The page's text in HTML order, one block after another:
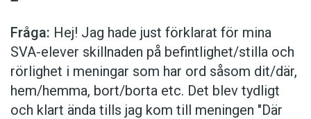
Skrivtips
Bokrecensioner
Kviss
Fråga: Hej! Jag hade just förklarat för mina
SVA-elever skillnaden på befintlighet/stilla och
rörlighet i meningar som har ord såsom dit/där,
hem/hemma, bort/borta etc. Det blev tydligt
och klart ända tills jag kom till meningen "Där